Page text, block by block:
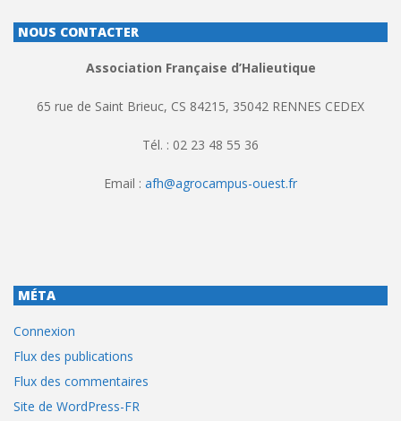
NOUS CONTACTER
Association Française d’Halieutique
65 rue de Saint Brieuc, CS 84215, 35042 RENNES CEDEX
Tél. : 02 23 48 55 36
Email : afh@agrocampus-ouest.fr
MÉTA
Connexion
Flux des publications
Flux des commentaires
Site de WordPress-FR